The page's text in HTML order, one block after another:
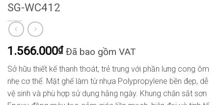
SG-WC412
1.566.000₫ Đã bao gồm VAT
Sở hữu thiết kế thanh thoát, trẻ trung với phần lưng cong ôm
nhẹ cơ thể. Mặt ghế làm từ nhựa Polypropylene bền đẹp, dễ
vệ sinh và phù hợp sử dụng hằng ngày. Khung chân sắt sơn